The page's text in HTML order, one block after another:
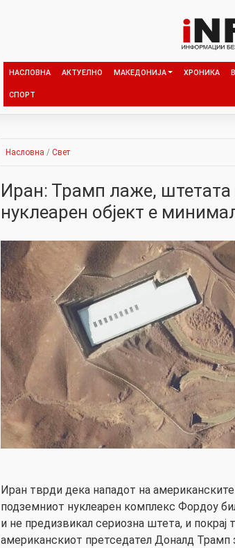
НАСЛОВНА АКТУЕЛНО МАКЕДОНИЈА ХРОНИКА
СПОРТ
Насловна / Свет
Иран: Трамп лаже,
нуклеарен објект е
Иран тврди дека нападот на
подземниот нуклеарен комплекс Фордоу
и не предизвикал сериозна штета, и покрај
американскиот претседател Доналд Трамп